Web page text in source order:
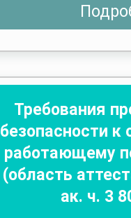
Требования
безопасности к
работающему
(область
ак. ч. 3